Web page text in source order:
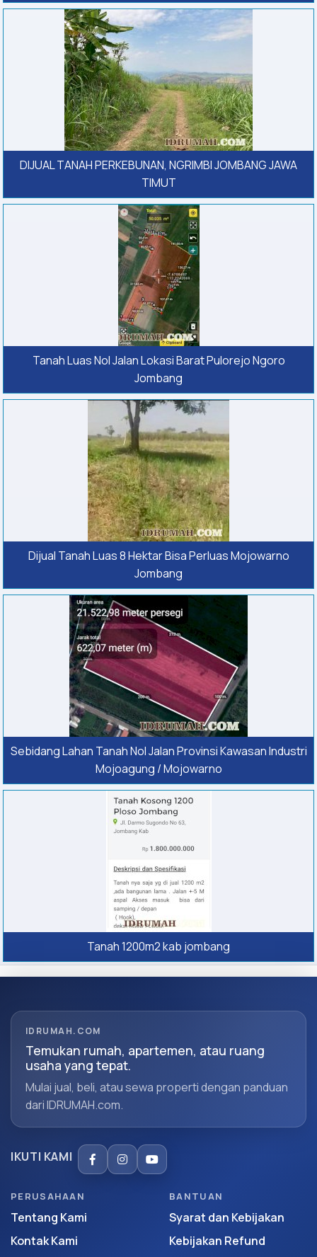
DIJUAL TANAH PERKEBUNAN, NGRIMBI JOMBANG JAWA
TIMUT
Tanah Luas Nol Jalan Lokasi Barat Pulorejo Ngoro
Jombang
Dijual Tanah Luas 8 Hektar Bisa Perluas Mojowarno
Jombang
Sebidang Lahan Tanah Nol Jalan Provinsi Kawasan Industri
Mojoagung / Mojowarno
Tanah 1200m2 kab jombang
IDRUMAH.COM
Temukan rumah, apartemen, atau ruang
usaha yang tepat.
Mulai jual, beli, atau sewa properti dengan panduan
dari IDRUMAH.com.
IKUTI KAMI
PERUSAHAAN
Tentang Kami
Kontak Kami
BANTUAN
Syarat dan Kebijakan
Kebijakan Refund